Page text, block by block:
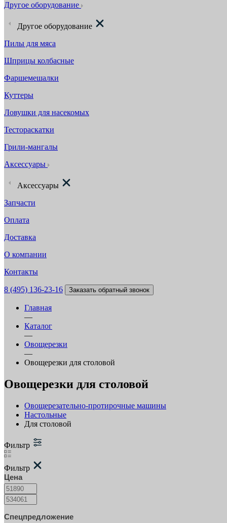
Другое оборудование
Другое оборудование
Пилы для мяса
Шприцы колбасные
Фаршемешалки
Куттеры
Ловушки для насекомых
Тестораскатки
Грили-мангалы
Аксессуары
Аксессуары
Запчасти
Оплата
Доставка
О компании
Контакты
8 (495) 136-23-16 Заказать обратный звонок
Главная
—
Каталог
—
Овощерезки
—
Овощерезки для столовой
Овощерезки для столовой
Овощерезательно-протирочные машины
Настольные
Для столовой
Фильтр
Фильтр
Цена
Спецпредложение